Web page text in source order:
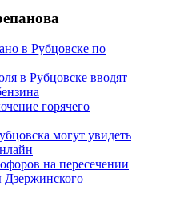
в Рубцовске по
в Рубцовске вводят
горячего
могут увидеть
на пересечении
Дзержинского